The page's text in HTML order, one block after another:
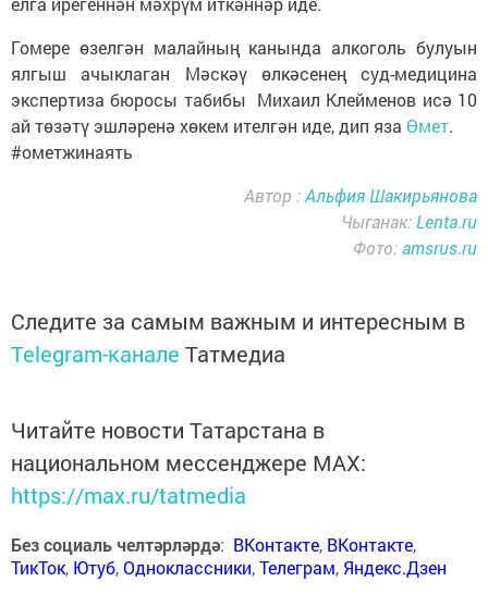
Гомере өзелгән малайның канында алкоголь булуын
ялгыш ачыклаган Мәскәү өлкәсенең суд-медицина
экспертиза бюросы табибы Михаил Клейменов исә 10
ай төзәтү эшләренә хөкем ителгән иде, дип яза Өмет.
#ометжинаять
Автор :Альфия Шакирьянова
Чыганак: Lenta.ru
Фото:amsrus.ru
Следите за самым важным и интересным в
Telegram-канале Татмедиа
Читайте новости Татарстана в
национальном мессенджере MАХ:
https://max.ru/tatmedia
Без социаль челтәрләрдә: ВКонтакте, ВКонтакте,
ТикТок, Ютуб,Одноклассники,Телеграм, Яндекс.Дзен